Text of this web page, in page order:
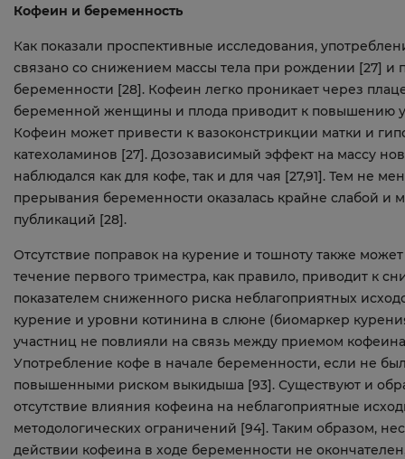
Кофеин и беременность
Как показали проспективные исследования,
связано со снижением массы тела при рождении [27]
беременности [28]. Кофеин легко проникает через
беременной женщины и плода приводит к повышению
Кофеин может привести к вазоконстрикции матки и
катехоламинов [27]. Дозозависимый эффект на массу
наблюдался как для кофе, так и для чая [27,91]. Тем не
прерывания беременности оказалась крайне слабой и
публикаций [28].
Отсутствие поправок на курение и тошноту также
течение первого триместра, как правило, приводит к
показателем сниженного риска неблагоприятных
курение и уровни котинина в слюне (биомаркер
участниц не повлияли на связь между приемом
Употребление кофе в начале беременности, если не
повышенными риском выкидыша [93]. Существуют и
отсутствие влияния кофеина на неблагоприятные
методологических ограничений [94]. Таким образом,
действии кофеина в ходе беременности не